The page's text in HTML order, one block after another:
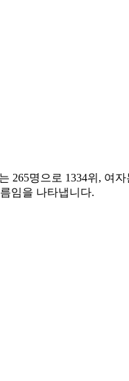
265명으로 1334위, 여
임을 나타냅니다.